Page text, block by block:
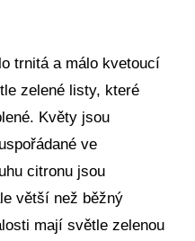
trnitá a málo kvetoucí
zelené listy, které
Květy jsou
ve
citronu jsou
větší než běžný
mají světle zelenou